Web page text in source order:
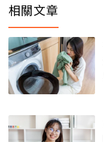
相關文章